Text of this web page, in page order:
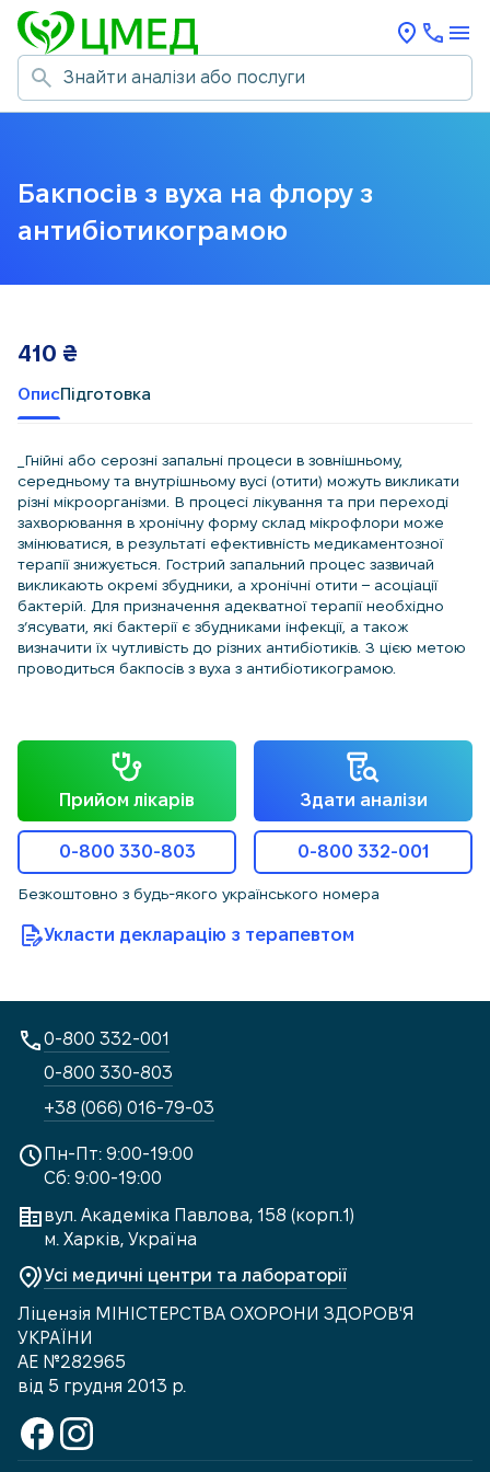
Бакпосів з вуха на флору з
антибіотикограмою
ОписПідготовка
_Гнійні або серозні запальні процеси в зовнішньому,
середньому та внутрішньому вусі (отити) можуть викликати
різні мікроорганізми. В процесі лікування та при переході
захворювання в хронічну форму склад мікрофлори може
змінюватися, в результаті ефективність медикаментозної
терапії знижується. Гострий запальний процес зазвичай
викликають окремі збудники, а хронічні отити – асоціації
бактерій. Для призначення адекватної терапії необхідно
з’ясувати, які бактерії є збудниками інфекції, а також
визначити їх чутливість до різних антибіотиків. З цією метою
проводиться бакпосів з вуха з антибіотикограмою.
410 ₴
Прийом лікарів Здати аналізи
0-800 330-803 0-800 332-001
Безкоштовно з будь-якого українського номера
Укласти декларацію з терапевтом
Пн-Пт: 9:00-19:00
Сб: 9:00-19:00
вул. Академіка Павлова, 158 (корп.1)
м. Харків, Україна
Усі медичні центри та лабораторії
Ліцензія МІНІСТЕРСТВА ОХОРОНИ ЗДОРОВ'Я
УКРАЇНИ
АЕ №282965
від 5 грудня 2013 р.
0-800 332-001
0-800 330-803
+38 (066) 016-79-03